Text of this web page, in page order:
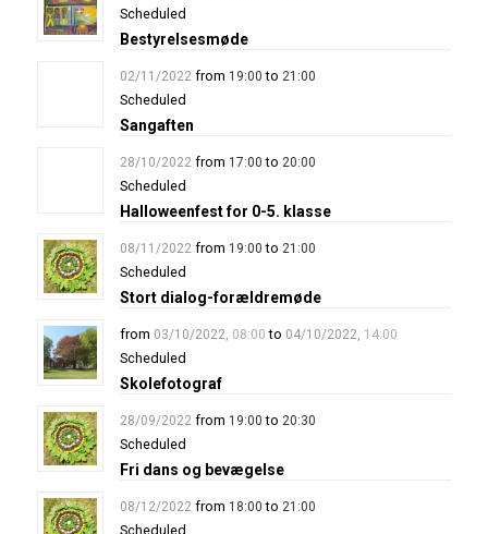
Scheduled
Bestyrelsesmøde
02/11/2022 from 19:00 to 21:00
Scheduled
Sangaften
28/10/2022 from 17:00 to 20:00
Scheduled
Halloweenfest for 0-5. klasse
08/11/2022 from 19:00 to 21:00
Scheduled
Stort dialog-forældremøde
from 03/10/2022, 08:00 to 04/10/2022, 14:00
Scheduled
Skolefotograf
28/09/2022 from 19:00 to 20:30
Scheduled
Fri dans og bevægelse
08/12/2022 from 18:00 to 21:00
Scheduled